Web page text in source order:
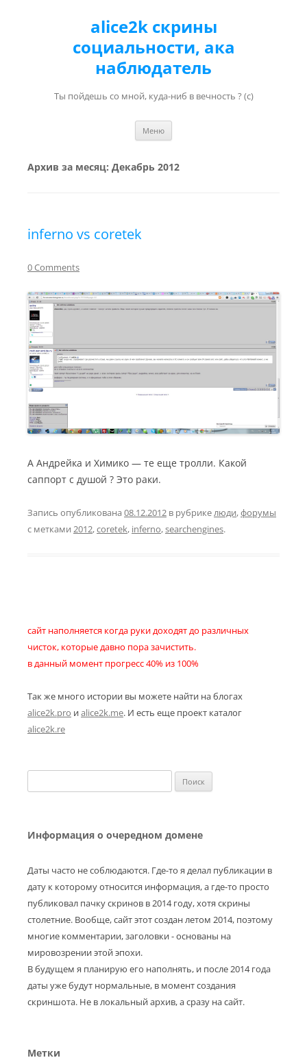
alice2k скрины
социальности, ака
наблюдатель
Ты пойдешь со мной, куда-ниб в вечность ? (с)
Меню
Архив за месяц: Декабрь 2012
inferno vs coretek
0 Comments
А Андрейка и Химико — те еще тролли. Какой
саппорт с душой ? Это раки.
Запись опубликована 08.12.2012 в рубрикелюди,форумы
с метками 2012,coretek, inferno,searchengines.
сайт наполняется когда руки доходят до различных
чисток, которые давно пора зачистить.
в данный момент прогресс 40% из 100%
Так же много истории вы можете найти на блогах
alice2k.pro иalice2k.me. И есть еще проект каталог
alice2k.re
Информация о очередном домене
Даты часто не соблюдаются. Где-то я делал публикации в
дату к которому относится информация, а где-то просто
публиковал пачку скринов в 2014 году, хотя скрины
столетние. Вообще, сайт этот создан летом 2014, поэтому
многие комментарии, заголовки - основаны на
мировозрении этой эпохи.
В будущем я планирую его наполнять, и после 2014 года
даты уже будут нормальные, в момент создания
скриншота. Не в локальный архив, а сразу на сайт.
Метки